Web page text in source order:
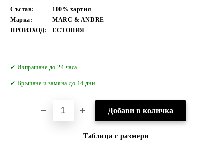
Състав:
100% хартия
Марка:
MARC & ANDRE
ПРОИЗХОД:
ЕСТОНИЯ
✔ Изпращане до 24 часа
✔ Връщане и замяна до 14 дни
Таблица с размери